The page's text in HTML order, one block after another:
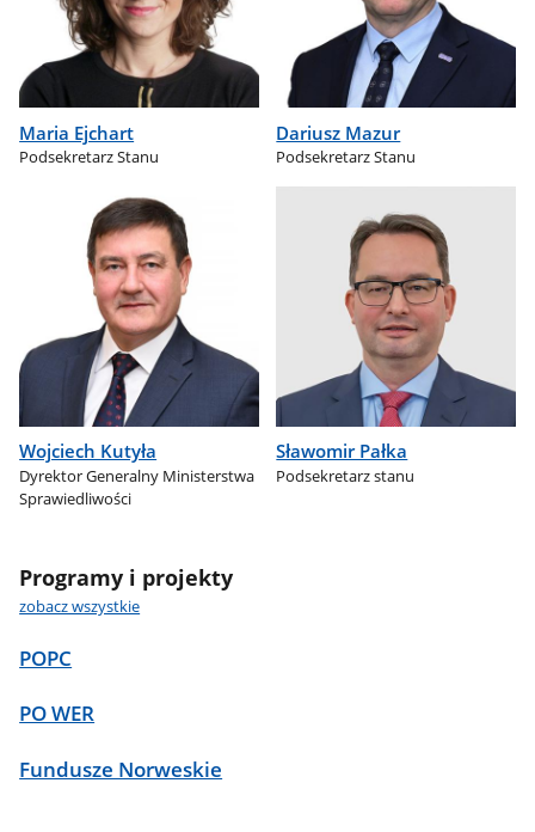
Maria Ejchart
Podsekretarz Stanu
Dariusz Mazur
Podsekretarz Stanu
Wojciech Kutyła
Dyrektor Generalny Ministerstwa
Sprawiedliwości
Sławomir Pałka
Podsekretarz stanu
Programy i projekty
zobacz wszystkie
POPC
PO WER
Fundusze Norweskie